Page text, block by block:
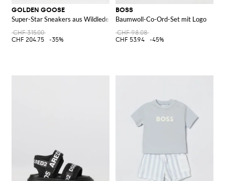
GOLDEN GOOSE
Super-Star Sneakers aus Wildleder mit Glitzer
CHF 315.00
CHF 204.75
-35%
BOSS
Baumwoll-Co-Ord-Set mit Logo
CHF 98.08
CHF 53.94
-45%